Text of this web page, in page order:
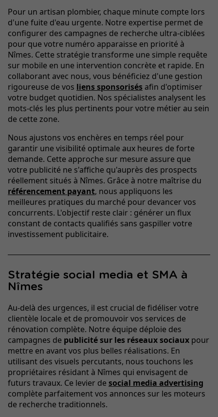
Pour un artisan plombier, chaque minute compte lors
d'une fuite d'eau urgente. Notre expertise permet de
configurer des campagnes de recherche ultra-ciblées
pour que votre numéro apparaisse en priorité à
Nîmes. Cette stratégie transforme une simple requête
sur mobile en une intervention concrète et rapide. En
collaborant avec nous, vous bénéficiez d'une gestion
rigoureuse de vos liens sponsorisés afin d'optimiser
votre budget quotidien. Nos spécialistes analysent les
mots-clés les plus pertinents pour votre métier au sein
de cette zone.
Nous ajustons vos enchères en temps réel pour
garantir une visibilité optimale aux heures de forte
demande. Cette approche sur mesure assure que
votre publicité ne s'affiche qu'auprès des prospects
réellement situés à Nîmes. Grâce à notre maîtrise du
référencement payant, nous appliquons les
meilleures pratiques du marché pour devancer vos
concurrents. L'objectif reste clair : générer un flux
constant de contacts qualifiés sans gaspiller votre
investissement publicitaire.
Stratégie social media et SMA à
Nîmes
Au-delà des urgences, il est crucial de fidéliser votre
clientèle locale et de promouvoir vos services de
rénovation complète. Notre équipe déploie des
campagnes de publicité sur les réseaux sociaux pour
mettre en avant vos plus belles réalisations. En
utilisant des visuels percutants, nous touchons les
propriétaires résidant à Nîmes qui envisagent de
futurs travaux. Ce levier de social media advertising
complète parfaitement vos annonces sur les moteurs
de recherche traditionnels.